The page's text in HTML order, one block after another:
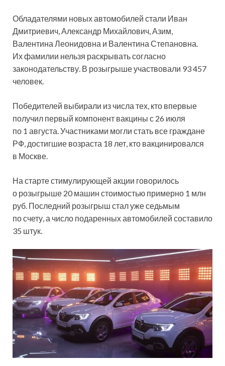
Обладателями новых автомобилей стали Иван
Дмитриевич, Александр Михайлович, Азим,
Валентина Леонидовна и Валентина Степановна.
Их фамилии нельзя раскрывать согласно
законодательству. В розыгрыше участвовали 93 457
человек.
Победителей выбирали из числа тех, кто впервые
получил первый компонент вакцины с 26 июля
по 1 августа. Участниками могли стать все граждане
РФ, достигшие возраста 18 лет, кто вакцинировался
в Москве.
На старте стимулирующей акции говорилось
о розыгрыше 20 машин стоимостью примерно 1 млн
руб. Последний розыгрыш стал уже седьмым
по счету, а число подаренных автомобилей составило
35 штук.